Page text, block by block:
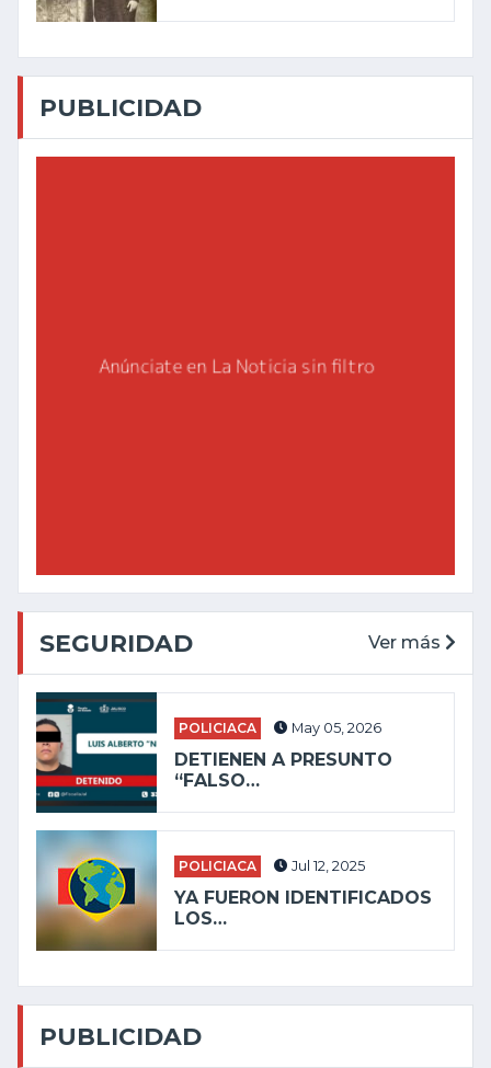
PUBLICIDAD
SEGURIDAD Ver más
POLICIACA May 05, 2026
DETIENEN A PRESUNTO
“FALSO…
POLICIACA Jul 12, 2025
YA FUERON IDENTIFICADOS
LOS…
PUBLICIDAD